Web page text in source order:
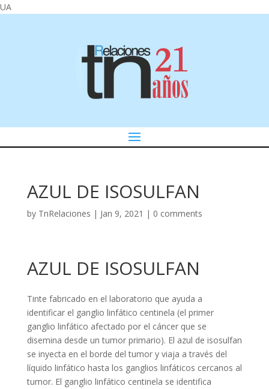
UA
AZUL DE ISOSULFAN
by TnRelaciones | Jan 9, 2021 | 0 comments
AZUL DE ISOSULFAN
Tinte fabricado en el laboratorio que ayuda a
identificar el ganglio linfático centinela (el primer
ganglio linfático afectado por el cáncer que se
disemina desde un tumor primario). El azul de isosulfan
se inyecta en el borde del tumor y viaja a través del
líquido linfático hasta los ganglios linfáticos cercanos al
tumor. El ganglio linfático centinela se identifica